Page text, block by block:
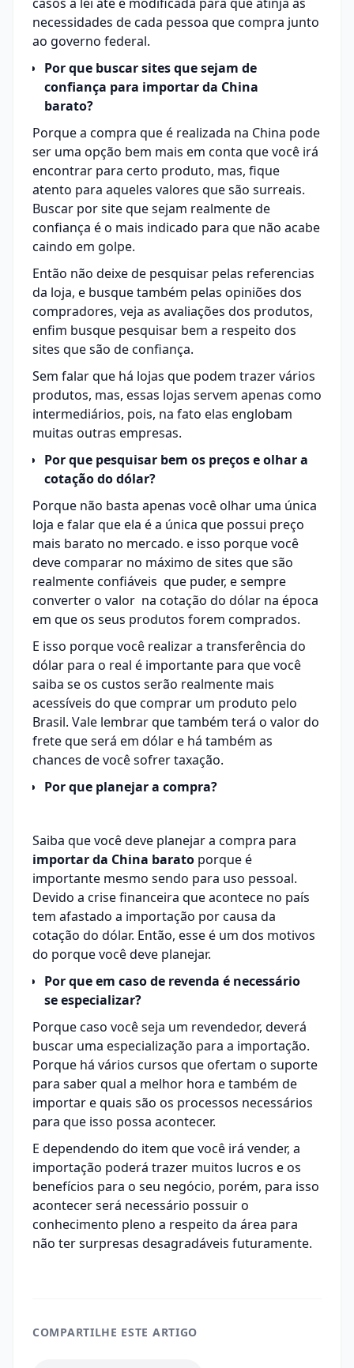
necessidades de cada pessoa que compra junto
ao governo federal.
Por que buscar sites que sejam de
confiança para importar da China
barato?
Porque a compra que é realizada na China pode
ser uma opção bem mais em conta que você irá
encontrar para certo produto, mas, fique
atento para aqueles valores que são surreais.
Buscar por site que sejam realmente de
confiança é o mais indicado para que não acabe
caindo em golpe.
Então não deixe de pesquisar pelas referencias
da loja, e busque também pelas opiniões dos
compradores, veja as avaliações dos produtos,
enfim busque pesquisar bem a respeito dos
sites que são de confiança.
Sem falar que há lojas que podem trazer vários
produtos, mas, essas lojas servem apenas como
intermediários, pois, na fato elas englobam
muitas outras empresas.
Por que pesquisar bem os preços e olhar a
cotação do dólar?
Porque não basta apenas você olhar uma única
loja e falar que ela é a única que possui preço
mais barato no mercado. e isso porque você
deve comparar no máximo de sites que são
realmente confiáveis que puder, e sempre
converter o valor na cotação do dólar na época
em que os seus produtos forem comprados.
E isso porque você realizar a transferência do
dólar para o real é importante para que você
saiba se os custos serão realmente mais
acessíveis do que comprar um produto pelo
Brasil. Vale lembrar que também terá o valor do
frete que será em dólar e há também as
chances de você sofrer taxação.
Por que planejar a compra?
Saiba que você deve planejar a compra para
importar da China barato porque é
importante mesmo sendo para uso pessoal.
Devido a crise financeira que acontece no país
tem afastado a importação por causa da
cotação do dólar. Então, esse é um dos motivos
do porque você deve planejar.
Por que em caso de revenda é necessário
se especializar?
Porque caso você seja um revendedor, deverá
buscar uma especialização para a importação.
Porque há vários cursos que ofertam o suporte
para saber qual a melhor hora e também de
importar e quais são os processos necessários
para que isso possa acontecer.
E dependendo do item que você irá vender, a
importação poderá trazer muitos lucros e os
benefícios para o seu negócio, porém, para isso
acontecer será necessário possuir o
conhecimento pleno a respeito da área para
não ter surpresas desagradáveis futuramente.
COMPARTILHE ESTE ARTIGO